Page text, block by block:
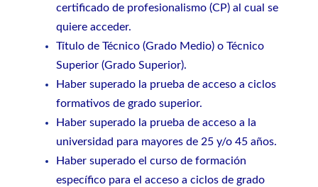
certificado de profesionalismo (CP) al cual se
quiere acceder.
Título de Técnico (Grado Medio) o Técnico
Superior (Grado Superior).
Haber superado la prueba de acceso a ciclos
formativos de grado superior.
Haber superado la prueba de acceso a la
universidad para mayores de 25 y/o 45 años.
Haber superado el curso de formación
específico para el acceso a ciclos de grado